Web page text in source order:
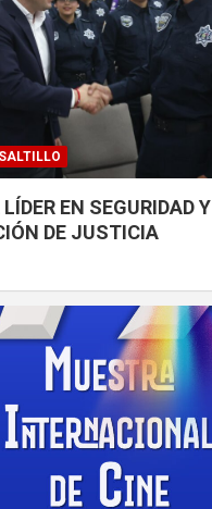
SALTILLO
EN SEGURIDAD Y
DE JUSTICIA